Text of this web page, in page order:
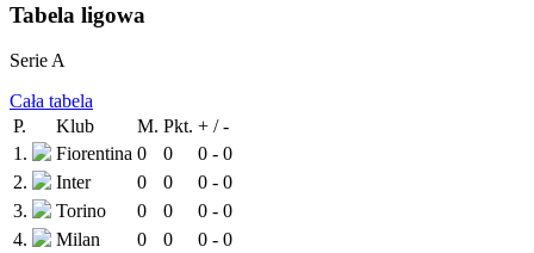
Tabela ligowa
Serie A
Cała tabela
P.
Klub M. Pkt. + / -
1.
Fiorentina 0 0
0 - 0
2.
Inter 0 0
0 - 0
3.
Torino 0 0
0 - 0
4.
Milan 0 0
0 - 0